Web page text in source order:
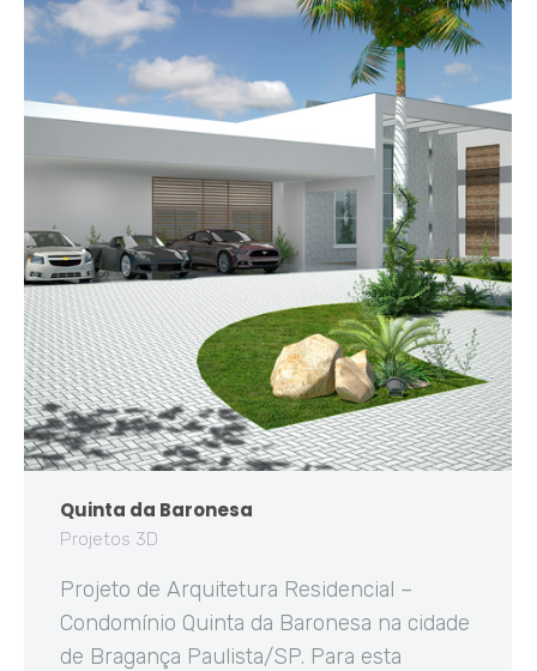
Quinta da Baronesa
Projetos 3D
Projeto de Arquitetura Residencial –
Condomínio Quinta da Baronesa na cidade
de Bragança Paulista/SP. Para esta